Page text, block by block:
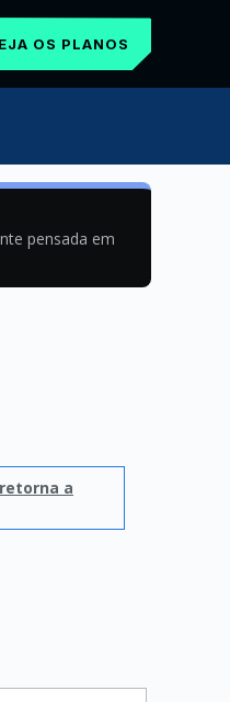
OS PLANOS
pensada em
a